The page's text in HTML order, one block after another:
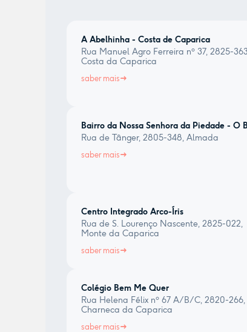
A Abelhinha - Costa de Caparica
Rua Manuel Agro Ferreira nº 37, 2825-
Costa da Caparica
saber mais
Bairro da Nossa Senhora da Piedade - O
Rua de Tânger, 2805-348, Almada
saber mais
Centro Integrado Arco-Íris
Rua de S. Lourenço Nascente, 2825-022,
Monte da Caparica
saber mais
Colégio Bem Me Quer
Rua Helena Félix nº 67 A/B/C, 2820-266,
Charneca da Caparica
saber mais